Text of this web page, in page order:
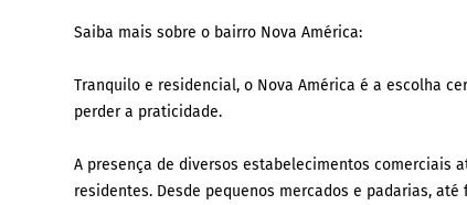
Saiba mais sobre o bairro Nova América:
Tranquilo e residencial, o Nova América é a escolha
perder a praticidade.
A presença de diversos estabelecimentos comerciais
residentes. Desde pequenos mercados e padarias,